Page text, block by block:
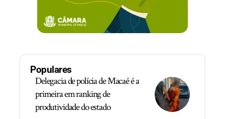
Populares
Delegacia de polícia de Macaé é a
primeira em ranking de
produtividade do estado